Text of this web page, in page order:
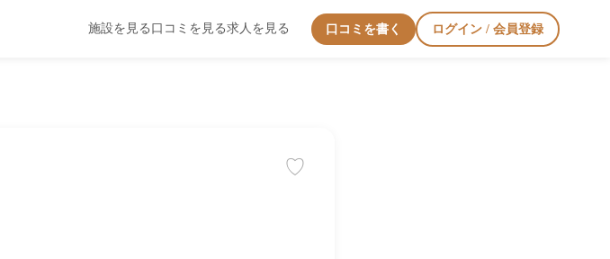
施設を見る 口コミを見る求人を見る 口コミを書く ログイン / 会員登録
♡